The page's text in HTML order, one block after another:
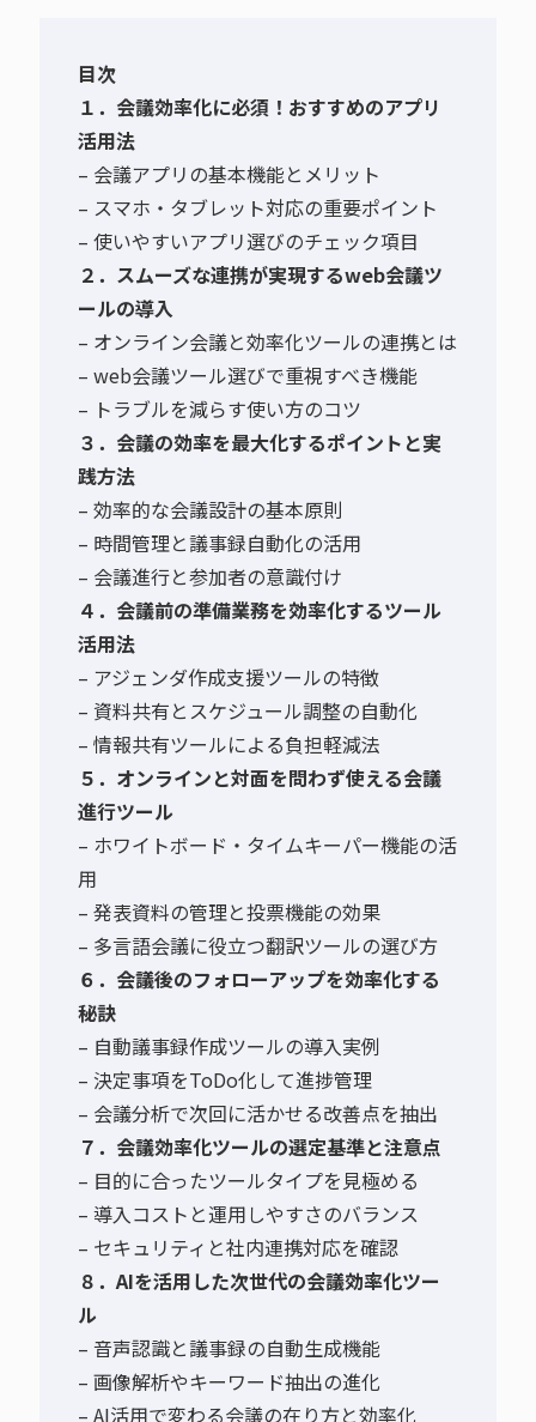
目次
１．会議効率化に必須！おすすめのアプリ
活用法
– 会議アプリの基本機能とメリット
– スマホ・タブレット対応の重要ポイント
– 使いやすいアプリ選びのチェック項目
２．スムーズな連携が実現するweb会議ツ
ールの導入
– オンライン会議と効率化ツールの連携とは
– web会議ツール選びで重視すべき機能
– トラブルを減らす使い方のコツ
３．会議の効率を最大化するポイントと実
践方法
– 効率的な会議設計の基本原則
– 時間管理と議事録自動化の活用
– 会議進行と参加者の意識付け
４．会議前の準備業務を効率化するツール
活用法
– アジェンダ作成支援ツールの特徴
– 資料共有とスケジュール調整の自動化
– 情報共有ツールによる負担軽減法
５．オンラインと対面を問わず使える会議
進行ツール
– ホワイトボード・タイムキーパー機能の活
用
– 発表資料の管理と投票機能の効果
– 多言語会議に役立つ翻訳ツールの選び方
６．会議後のフォローアップを効率化する
秘訣
– 自動議事録作成ツールの導入実例
– 決定事項をToDo化して進捗管理
– 会議分析で次回に活かせる改善点を抽出
７．会議効率化ツールの選定基準と注意点
– 目的に合ったツールタイプを見極める
– 導入コストと運用しやすさのバランス
– セキュリティと社内連携対応を確認
８．AIを活用した次世代の会議効率化ツー
ル
– 音声認識と議事録の自動生成機能
– 画像解析やキーワード抽出の進化
– AI活用で変わる会議の在り方と効率化